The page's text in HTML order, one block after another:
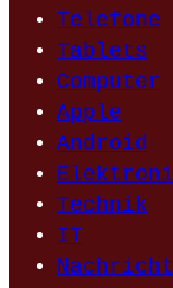
Telefone
Tablets
Computer
Apple
Android
Technik
IT